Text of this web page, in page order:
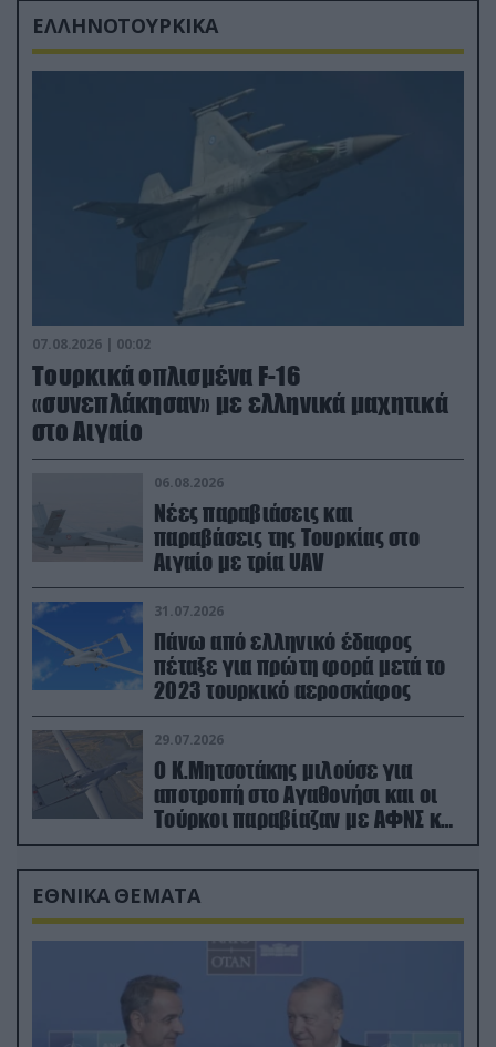
ΕΛΛΗΝΟΤΟΥΡΚΙΚΑ
07.08.2026 | 00:02
Τουρκικά οπλισμένα F-16
«συνεπλάκησαν» με ελληνικά μαχητικά
στο Αιγαίο
06.08.2026
Νέες παραβιάσεις και
παραβάσεις της Τουρκίας στο
Αιγαίο με τρία UAV
31.07.2026
Πάνω από ελληνικό έδαφος
πέταξε για πρώτη φορά μετά το
2023 τουρκικό αεροσκάφος
29.07.2026
Ο Κ.Μητσοτάκης μιλούσε για
αποτροπή στο Αγαθονήσι και οι
Τούρκοι παραβίαζαν με ΑΦΝΣ και
drone
ΕΘΝΙΚΑ ΘΕΜΑΤΑ